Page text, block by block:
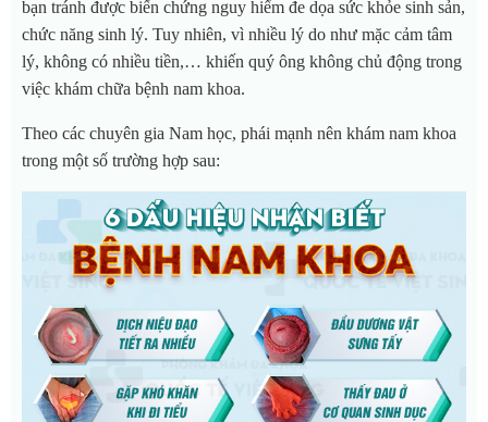
bạn tránh được biến chứng nguy hiểm đe dọa sức khỏe sinh sản,
chức năng sinh lý. Tuy nhiên, vì nhiều lý do như mặc cảm tâm
lý, không có nhiều tiền,… khiến quý ông không chủ động trong
việc khám chữa bệnh nam khoa.
Theo các chuyên gia Nam học, phái mạnh nên khám nam khoa
trong một số trường hợp sau: